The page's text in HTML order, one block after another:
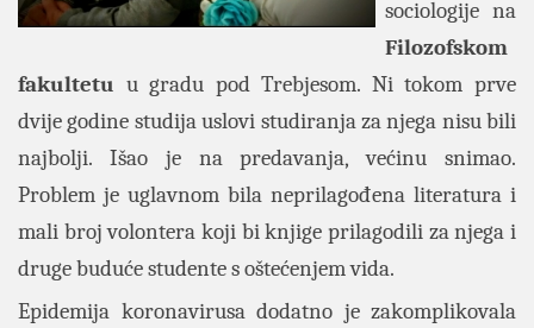
sociologije na
Filozofskom
fakultetu u gradu pod Trebjesom. Ni tokom prve
dvije godine studija uslovi studiranja za njega nisu bili
najbolji. Išao je na predavanja, većinu snimao.
Problem je uglavnom bila neprilagođena literatura i
mali broj volontera koji bi knjige prilagodili za njega i
druge buduće studente s oštećenjem vida.
Epidemija koronavirusa dodatno je zakomplikovala